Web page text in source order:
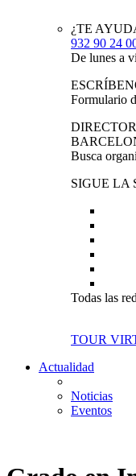
¿TE
932 90 24
De lunes a
Formulario
Busca
SIGUE LA
Todas las
TOUR
Actualidad
Noticias
Eventos